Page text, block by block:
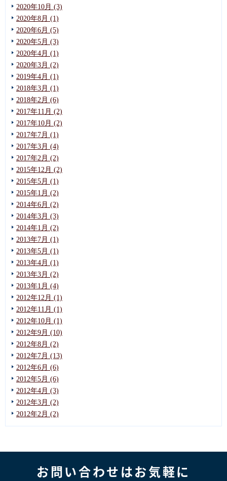
2020年10月 (3)
2020年8月 (1)
2020年6月 (5)
2020年5月 (3)
2020年4月 (1)
2020年3月 (2)
2019年4月 (1)
2018年3月 (1)
2018年2月 (6)
2017年11月 (2)
2017年10月 (2)
2017年7月 (1)
2017年3月 (4)
2017年2月 (2)
2015年12月 (2)
2015年5月 (1)
2015年1月 (2)
2014年6月 (2)
2014年3月 (3)
2014年1月 (2)
2013年7月 (1)
2013年5月 (1)
2013年4月 (1)
2013年3月 (2)
2013年1月 (4)
2012年12月 (1)
2012年11月 (1)
2012年10月 (1)
2012年9月 (10)
2012年8月 (2)
2012年7月 (13)
2012年6月 (6)
2012年5月 (6)
2012年4月 (3)
2012年3月 (2)
2012年2月 (2)
お問い合わせはお気軽に